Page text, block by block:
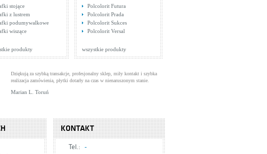
Clasic 1.32.768
562,00 zł
Tres Clasic 1.32.120
Cena: 380,00 zł
stojące
z lustrem
podumywalkowe
wiszące
produkty
Polcolorit Futura
Polcolorit Prada
Polcolorit Sukces
Polcolorit Versal
wszystkie produkty
Dziękują za szybką transakcje, profesjonalny sklep, miły kontakt i szybka
realizacja zamówienia, płytki dotarły na czas w nienaruszonym stanie.
Marian L. Toruń
KONTAKT
Tel.: -